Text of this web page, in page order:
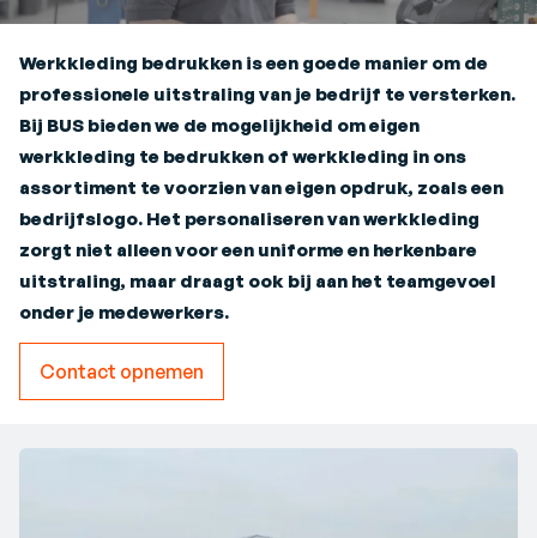
Werkkleding bedrukken is een goede manier om de
professionele uitstraling van je bedrijf te versterken.
Bij BUS bieden we de mogelijkheid om eigen
werkkleding te bedrukken of werkkleding in ons
assortiment te voorzien van eigen opdruk, zoals een
bedrijfslogo. Het personaliseren van werkkleding
zorgt niet alleen voor een uniforme en herkenbare
uitstraling, maar draagt ook bij aan het teamgevoel
onder je medewerkers.
Contact opnemen